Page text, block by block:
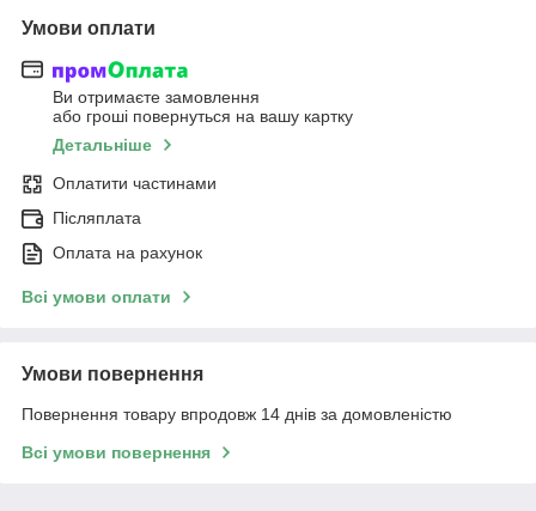
Умови оплати
Ви отримаєте замовлення
або гроші повернуться на вашу картку
Детальніше
Оплатити частинами
Післяплата
Оплата на рахунок
Всі умови оплати
Умови повернення
Повернення товару впродовж 14 днів за домовленістю
Всі умови повернення